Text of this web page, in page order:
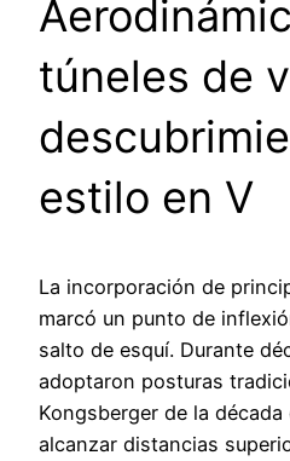
túneles de
estilo en V
La incorporación de
marcó un punto de
salto de esquí. Durante
adoptaron posturas
Kongsberger de la
alcanzar distancias